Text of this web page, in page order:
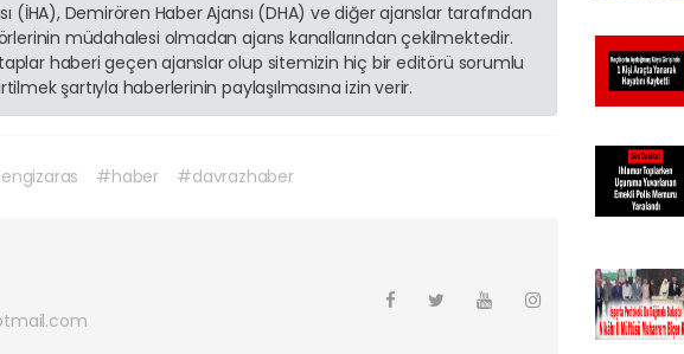
(İHA), Demirören Haber Ajansı (DHA) ve diğer ajanslar tarafından
müdahalesi olmadan ajans kanallarından çekilmektedir.
haberi geçen ajanslar olup sitemizin hiç bir editörü sorumlu
şartıyla haberlerinin paylaşılmasına izin verir.
#haber #davrazhaber